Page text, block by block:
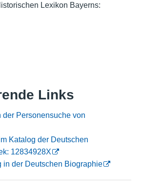
Lexikon Bayerns:
Links
der Personensuche von
Katalog der Deutschen
12834928X
in der Deutschen Biographie